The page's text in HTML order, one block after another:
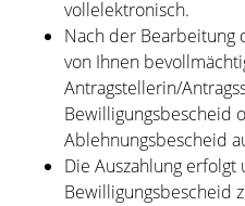
vollelektronisch.
Nach der Bearbeitung
von Ihnen
Antragstellerin/
Bewilligungsbescheid
Ablehnungsbescheid
Die Auszahlung
Bewilligungsbescheid